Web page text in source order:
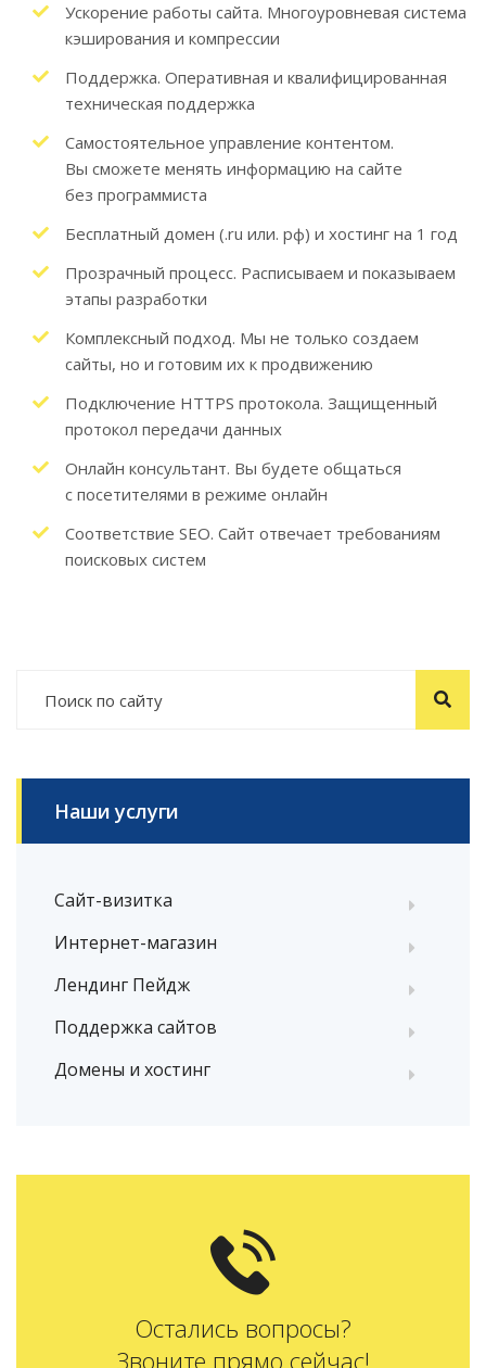
Ускорение работы сайта. Многоуровневая система
кэширования и компрессии
Поддержка. Оперативная и квалифицированная
техническая поддержка
Самостоятельное управление контентом.
Вы сможете менять информацию на сайте
без программиста
Бесплатный домен (.ru или. рф) и хостинг на 1 год
Прозрачный процесс. Расписываем и показываем
этапы разработки
Комплексный подход. Мы не только создаем
сайты, но и готовим их к продвижению
Подключение HTTPS протокола. Защищенный
протокол передачи данных
Онлайн консультант. Вы будете общаться
с посетителями в режиме онлайн
Соответствие SEO. Сайт отвечает требованиям
поисковых систем
Наши услуги
Сайт-визитка
Интернет-магазин
Лендинг Пейдж
Поддержка сайтов
Домены и хостинг
Остались вопросы?
Звоните прямо сейчас!